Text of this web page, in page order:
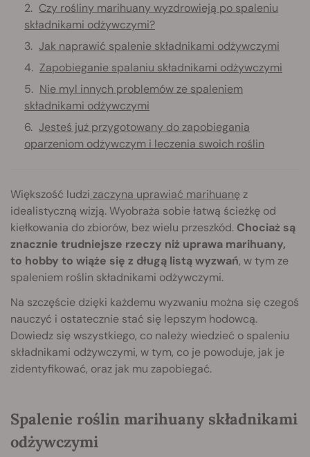
Czy rośliny marihuany wyzdrowieją po spaleniu
składnikami odżywczymi?
Jak naprawić spalenie składnikami odżywczymi
Zapobieganie spalaniu składnikami odżywczymi
Nie myl innych problemów ze spaleniem
składnikami odżywczymi
Jesteś już przygotowany do zapobiegania
oparzeniom odżywczym i leczenia swoich roślin
Większość ludzi zaczyna uprawiać marihuanęz
idealistyczną wizją. Wyobraża sobie łatwą ścieżkę od
kiełkowania do zbiorów, bez wielu przeszkód. Chociaż są
znacznie trudniejsze rzeczy niż uprawa marihuany,
to hobby to wiąże się z długą listą wyzwań, w tym ze
spaleniem roślin składnikami odżywczymi.
Na szczęście dzięki każdemu wyzwaniu można się czegoś
nauczyć i ostatecznie stać się lepszym hodowcą.
Dowiedz się wszystkiego, co należy wiedzieć o spaleniu
składnikami odżywczymi, w tym, co je powoduje, jak je
zidentyfikować, oraz jak mu zapobiegać.
Spalenie roślin marihuany składnikami
odżywczymi